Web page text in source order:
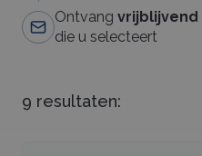
Ontvang vrijblijvend
die u selecteert
9 resultaten: